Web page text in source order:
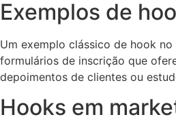
Exemplos de
Um exemplo clássico de hook
formulários de inscrição que
depoimentos de clientes ou
Hooks em